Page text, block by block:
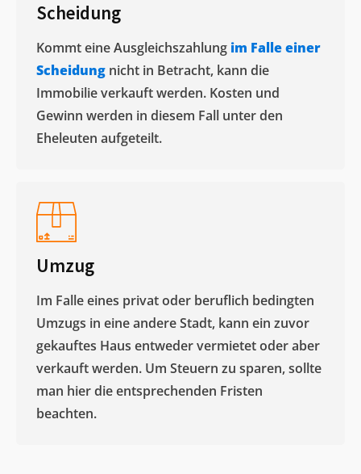
Scheidung
Kommt eine Ausgleichszahlung im Falle einer
Scheidung nicht in Betracht, kann die
Immobilie verkauft werden. Kosten und
Gewinn werden in diesem Fall unter den
Eheleuten aufgeteilt.​
Umzug
Im Falle eines privat oder beruflich bedingten
Umzugs in eine andere Stadt, kann ein zuvor
gekauftes Haus entweder vermietet oder aber
verkauft werden. Um Steuern zu sparen, sollte
man hier die entsprechenden Fristen
beachten.